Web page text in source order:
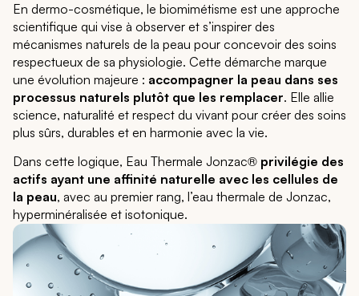
En dermo-cosmétique, le biomimétisme est une approche
scientifique qui vise à observer et s’inspirer des
mécanismes naturels de la peau pour concevoir des soins
respectueux de sa physiologie. Cette démarche marque
une évolution majeure : accompagner la peau dans ses
processus naturels plutôt que les remplacer. Elle allie
science, naturalité et respect du vivant pour créer des soins
plus sûrs, durables et en harmonie avec la vie.
Dans cette logique, Eau Thermale Jonzac® privilégie des
actifs ayant une affinité naturelle avec les cellules de
la peau, avec au premier rang, l’eau thermale de Jonzac,
hyperminéralisée et isotonique.